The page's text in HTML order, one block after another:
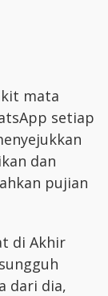
mata
setiap
dan
pujian
di Akhir
dari dia,